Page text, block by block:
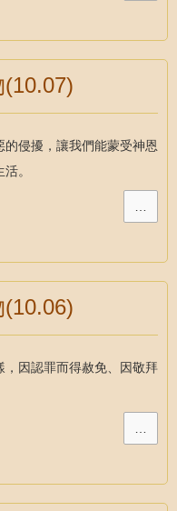
侵擾，讓我們能蒙受神恩
。
…
因認罪而得赦免、因敬拜
…